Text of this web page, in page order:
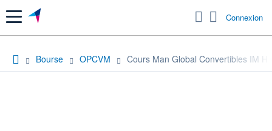
Menu Connexion
Bourse OPCVM Cours Man Global Convertibles IM H